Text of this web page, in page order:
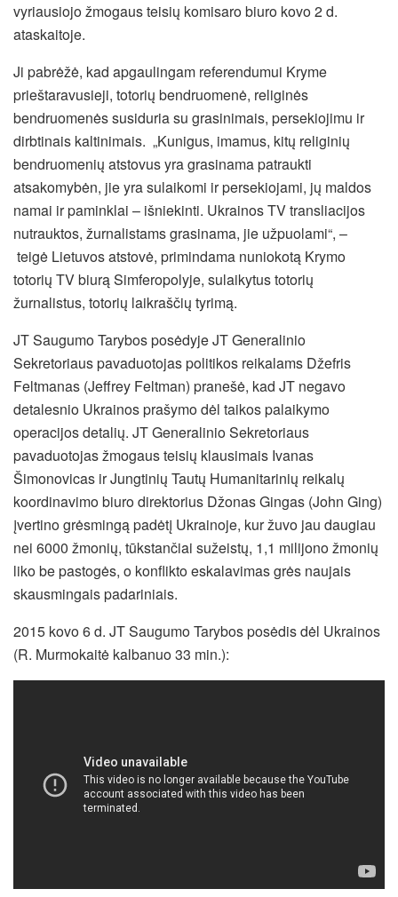
vyriausiojo žmogaus teisių komisaro biuro kovo 2 d.
ataskaitoje.
Ji pabrėžė, kad apgaulingam referendumui Kryme
prieštaravusieji, totorių bendruomenė, religinės
bendruomenės susiduria su grasinimais, persekiojimu ir
dirbtinais kaltinimais. „Kunigus, imamus, kitų religinių
bendruomenių atstovus yra grasinama patraukti
atsakomybėn, jie yra sulaikomi ir persekiojami, jų maldos
namai ir paminklai – išniekinti. Ukrainos TV transliacijos
nutrauktos, žurnalistams grasinama, jie užpuolami“, –
teigė Lietuvos atstovė, primindama nuniokotą Krymo
totorių TV biurą Simferopolyje, sulaikytus totorių
žurnalistus, totorių laikraščių tyrimą.
JT Saugumo Tarybos posėdyje JT Generalinio
Sekretoriaus pavaduotojas politikos reikalams Džefris
Feltmanas (Jeffrey Feltman) pranešė, kad JT negavo
detalesnio Ukrainos prašymo dėl taikos palaikymo
operacijos detalių. JT Generalinio Sekretoriaus
pavaduotojas žmogaus teisių klausimais Ivanas
Šimonovicas ir Jungtinių Tautų Humanitarinių reikalų
koordinavimo biuro direktorius Džonas Gingas (John Ging)
įvertino grėsmingą padėtį Ukrainoje, kur žuvo jau daugiau
nei 6000 žmonių, tūkstančiai sužeistų, 1,1 milijono žmonių
liko be pastogės, o konflikto eskalavimas grės naujais
skausmingais padariniais.
2015 kovo 6 d. JT Saugumo Tarybos posėdis dėl Ukrainos
(R. Murmokaitė kalbanuo 33 min.):